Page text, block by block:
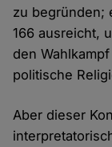
zu begründen;
166 ausreicht,
den
politische
Aber dieser